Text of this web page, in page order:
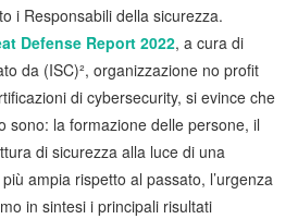
i Responsabili della sicurezza.
Defense Report 2022, a cura di
da (ISC)², organizzazione no profit
di cybersecurity, si evince che
sono: la formazione delle persone, il
di sicurezza alla luce di una
ampia rispetto al passato, l’urgenza
in sintesi i principali risultati